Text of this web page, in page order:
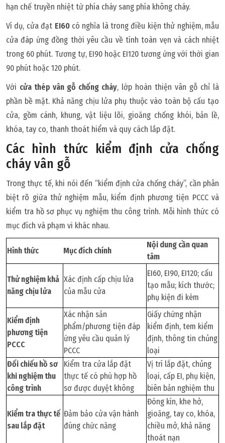
hạn chế truyền nhiệt từ phía cháy sang phía không cháy.
Ví dụ, cửa đạt EI60có nghĩa là trong điều kiện thử nghiệm, mẫu
cửa đáp ứng đồng thời yêu cầu về tính toàn vẹn và cách nhiệt
trong 60 phút. Tương tự, EI90 hoặc EI120 tương ứng với thời gian
90 phút hoặc 120 phút.
Với cửa thép vân gỗ chống cháy, lớp hoàn thiện vân gỗ chỉ là
phần bề mặt. Khả năng chịu lửa phụ thuộc vào toàn bộ cấu tạo
cửa, gồm cánh, khung, vật liệu lõi, gioăng chống khói, bản lề,
khóa, tay co, thanh thoát hiểm và quy cách lắp đặt.
Các hình thức kiểm định cửa chống
cháy vân gỗ
Trong thực tế, khi nói đến “kiểm định cửa chống cháy”, cần phân
biệt rõ giữa thử nghiệm mẫu, kiểm định phương tiện PCCC và
kiểm tra hồ sơ phục vụ nghiệm thu công trình. Mỗi hình thức có
mục đích và phạm vi khác nhau.
Hình thức Mục đích chính
Nội dung cần quan
tâm
Thử nghiệm khả
năng chịu lửa
Xác định cấp chịu lửa
của mẫu cửa
EI60, EI90, EI120; cấu
tạo mẫu; kích thước;
phụ kiện đi kèm
Kiểm định
phương tiện
PCCC
Xác nhận sản
phẩm/phương tiện đáp
ứng yêu cầu quản lý
PCCC
Giấy chứng nhận
kiểm định, tem kiểm
định, thông tin chủng
loại
Đối chiếu hồ sơ
khi nghiệm thu
công trình
Kiểm tra cửa lắp đặt
thực tế có phù hợp hồ
sơ được duyệt không
Vị trí lắp đặt, chủng
loại, cấp EI, phụ kiện,
biên bản nghiệm thu
Kiểm tra thực tế
sau lắp đặt
Đảm bảo cửa vận hành
đúng chức năng
Đóng kín, khe hở,
gioăng, tay co, khóa,
chiều mở, khả năng
thoát nạn